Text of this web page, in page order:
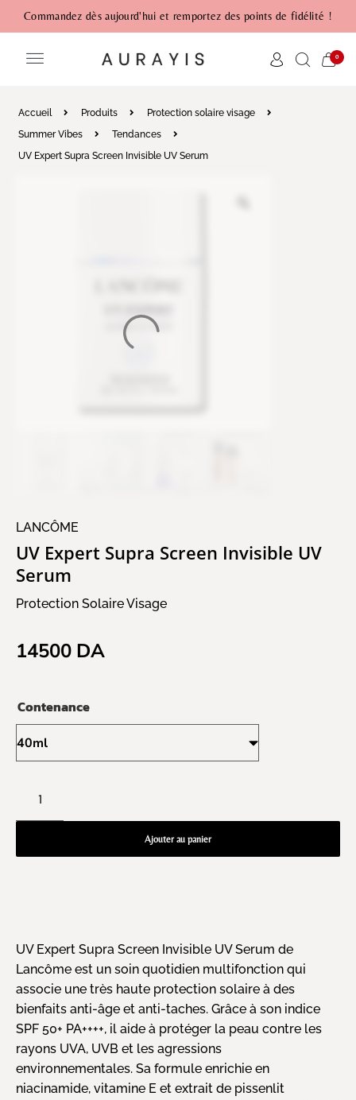
Commandez dès aujourd'hui et remportez des points de fidélité !
0
Accueil Produits
Protection solaire visage
Summer Vibes
Tendances
UV Expert Supra Screen Invisible UV Serum
LANCÔME
UV Expert Supra Screen Invisible UV
Serum
Protection Solaire Visage
14500 DA
Contenance
Ajouter au panier
UV Expert Supra Screen Invisible UV Serum de
Lancôme est un soin quotidien multifonction qui
associe une très haute protection solaire à des
bienfaits anti-âge et anti-taches. Grâce à son indice
SPF 50+ PA++++, il aide à protéger la peau contre les
rayons UVA, UVB et les agressions
environnementales. Sa formule enrichie en
niacinamide, vitamine E et extrait de pissenlit